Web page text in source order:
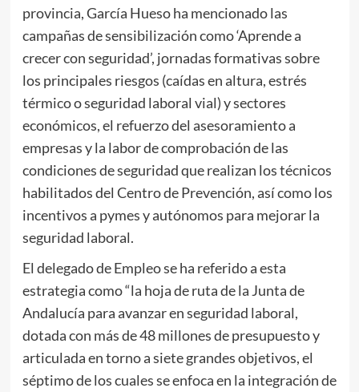
provincia, García Hueso ha mencionado las
campañas de sensibilización como ‘Aprende a
crecer con seguridad’, jornadas formativas sobre
los principales riesgos (caídas en altura, estrés
térmico o seguridad laboral vial) y sectores
económicos, el refuerzo del asesoramiento a
empresas y la labor de comprobación de las
condiciones de seguridad que realizan los técnicos
habilitados del Centro de Prevención, así como los
incentivos a pymes y autónomos para mejorar la
seguridad laboral.
El delegado de Empleo se ha referido a esta
estrategia como “la hoja de ruta de la Junta de
Andalucía para avanzar en seguridad laboral,
dotada con más de 48 millones de presupuesto y
articulada en torno a siete grandes objetivos, el
séptimo de los cuales se enfoca en la integración de